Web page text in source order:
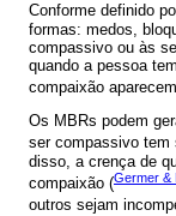
Conforme definido
formas: medos,
compassivo ou às
quando a pessoa
compaixão
Os MBRs podem
ser compassivo tem
disso, a crença de
compaixão (Germer &
outros sejam